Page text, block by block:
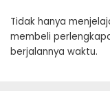
Tidak hanya
membeli
berjalannya waktu.